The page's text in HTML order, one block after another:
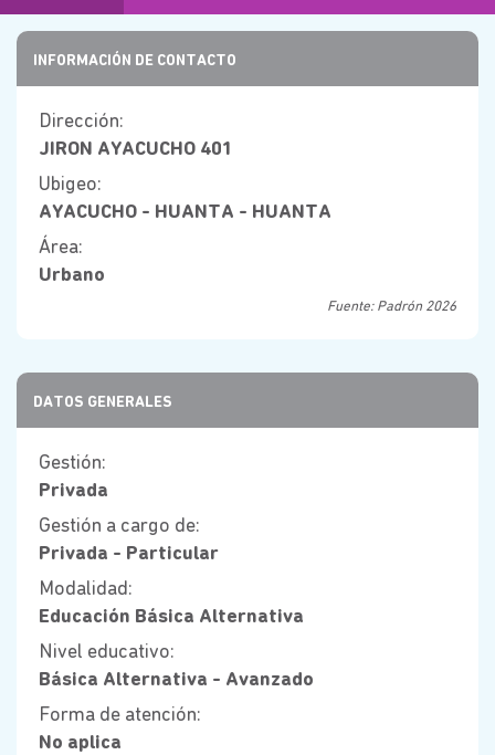
INFORMACIÓN DE CONTACTO
Dirección:
JIRON AYACUCHO 401
Ubigeo:
AYACUCHO - HUANTA - HUANTA
Área:
Urbano
Fuente: Padrón 2026
DATOS GENERALES
Gestión:
Privada
Gestión a cargo de:
Privada - Particular
Modalidad:
Educación Básica Alternativa
Nivel educativo:
Básica Alternativa - Avanzado
Forma de atención:
No aplica